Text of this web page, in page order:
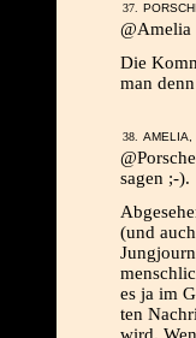
@Amelia
Die
man
sagen ;-).
(und
es ja im
ten